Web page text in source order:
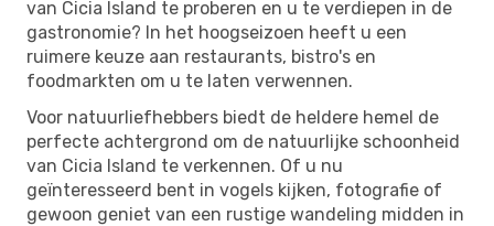
van Cicia Island te proberen en u te verdiepen in de
gastronomie? In het hoogseizoen heeft u een
ruimere keuze aan restaurants, bistro's en
foodmarkten om u te laten verwennen.
Voor natuurliefhebbers biedt de heldere hemel de
perfecte achtergrond om de natuurlijke schoonheid
van Cicia Island te verkennen. Of u nu
geïnteresseerd bent in vogels kijken, fotografie of
gewoon geniet van een rustige wandeling midden in